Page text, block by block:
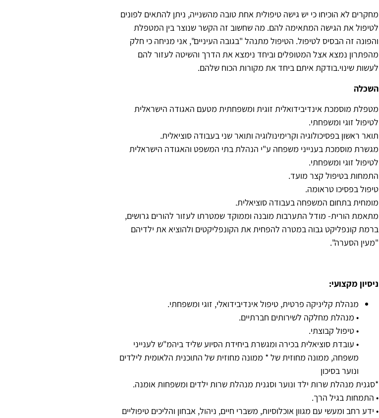
מחקרים לא הוכיחו כי יש גישה טיפולית אחת טובה מהשנייה, ניתן להתאים לפונים
לטיפול את הגישה המתאימה להם. מה שחשוב זה הקשר שנוצר בין המטפלת
והפונה זה הבסיס לטיפול. הטיפול מתנהל "בגובה העיניים", אני מניחה כי חלק
מהפתרון נמצא אצל המטופלים וביחד נימצא את הדרך והשיטה לעזור להם
לעשות שינוי.בודקת איתם ביחד את מקורות הכוח שלהם.
השכלה
מטפלת מוסמכת אינדיבידואלית זוגית ומשפחתית מטעם האגודה הישראלית
לטיפול זוגי ומשפחתי.
תואר ראשון בפסיכולוגיה וקרימינולוגיה ותואר שני בעבודה סוציאלית.
מגשרת מוסמכת בענייני משפחה ע"י הנהלת בתי המשפט והאגודה הישראלית
לטיפול זוגי ומשפחתי.
התמחות בטיפול קצר מועד.
טיפול בפסיכו טראומה.
מומחית בתחום המשפחה בעבודה סוציאלית.
מתאמת הורית- מודל התערבות מובנה וממוקד שמטרתו לעזור להורים גרושים,
ברמת קונפליקט גבוה במטרה להפחית את הקונפליקטים ולהוציא את ילדיהם
"מעין הסערה".
ניסיון מקצועי:
מנהלת קליניקה פרטית, טיפול אינדיבידואלי, זוגי ומשפחתי.
• מנהלת מחלקה לשירותים חברתיים.
• טיפול קבוצתי.
• עובדת סוציאלית בכירה ומגשרת ביחידת הסיוע שליד ביהמ"ש לענייני
משפחה, ממונה מחוזית של * ממונה מחוזית של התוכנית הלאומית לילדים
ונוער בסיכון
*סגנית מנהלת שרות ילד ונוער וסגנית מנהלת שרות ילדים ומשפחות אומנה.
• התמחות בגיל הרך.
• ידע רחב ומעשי עם מגוון אוכלוסיות, משברי חיים, ניהול, אבחון והליכים טיפוליים